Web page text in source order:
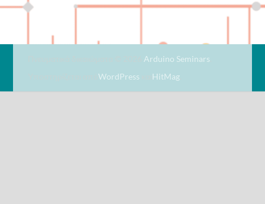
Πνευματικά δικαιώματα © 2026Arduino Seminars
Υποστηρίζεται απόWordPress HitMag